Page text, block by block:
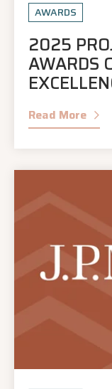
AWARDS
2025
AWARDS
Read More